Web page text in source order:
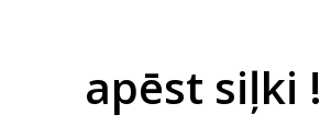
apēst siļki !